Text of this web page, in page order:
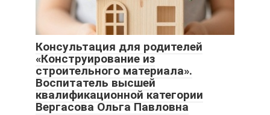
Консультация для родителей
«Конструирование из
строительного материала».
Воспитатель высшей
квалификационной категории
Вергасова Ольга Павловна